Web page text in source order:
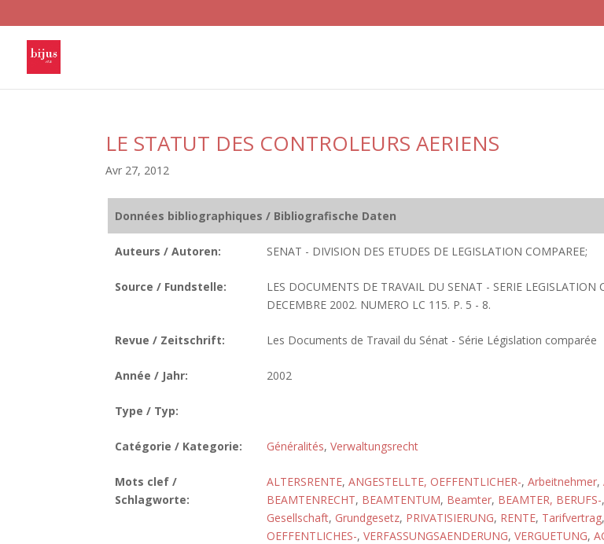
LE STATUT DES CONTROLEURS AERIENS
Avr 27, 2012
Données bibliographiques / Bibliografische Daten
Auteurs / Autoren: SENAT - DIVISION DES ETUDES DE LEGISLATION COMPAREE;
Source / Fundstelle:
LES DOCUMENTS DE TRAVAIL DU SENAT - SERIE LEGISLATION
DECEMBRE 2002. NUMERO LC 115. P. 5 - 8.
Revue / Zeitschrift: Les Documents de Travail du Sénat - Série Législation comparée
Année / Jahr: 2002
Type / Typ:
Catégorie / Kategorie: Généralités, Verwaltungsrecht
Mots clef /
Schlagworte:
ALTERSRENTE, ANGESTELLTE, OEFFENTLICHER-, Arbeitnehmer,
BEAMTENRECHT, BEAMTENTUM, Beamter, BEAMTER, BERUFS-,
Gesellschaft, Grundgesetz, PRIVATISIERUNG, RENTE, Tarifvertrag,
OEFFENTLICHES-, VERFASSUNGSAENDERUNG, VERGUETUNG,